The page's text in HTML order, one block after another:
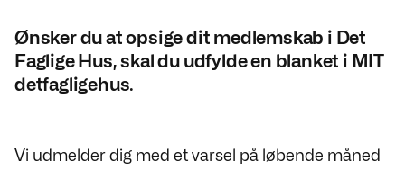
Ønsker du at opsige dit medlemskab i Det
Faglige Hus, skal du udfylde en blanket i MIT
detfagligehus.
Vi udmelder dig med et varsel på løbende måned